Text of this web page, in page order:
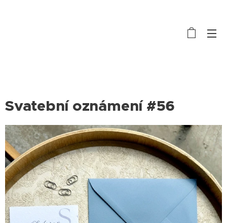
Svatební oznámení #56